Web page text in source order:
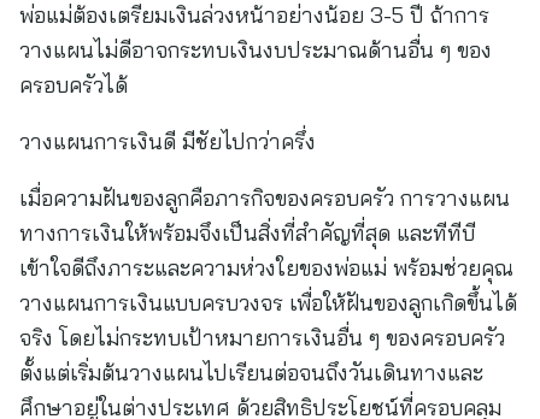
พ่อแม่ต้องเตรียมเงินล่วงหน้าอย่างน้อย 3-5 ปี ถ้าการ
วางแผนไม่ดีอาจกระทบเงินงบประมาณด้านอื่น ๆ ของ
ครอบครัวได้
วางแผนการเงินดี มีชัยไปกว่าครึ่ง
เมื่อความฝันของลูกคือภารกิจของครอบครัว การวางแผน
ทางการเงินให้พร้อมจึงเป็นสิ่งที่สำคัญที่สุด และทีทีบี
เข้าใจดีถึงภาระและความห่วงใยของพ่อแม่ พร้อมช่วยคุณ
วางแผนการเงินแบบครบวงจร เพื่อให้ฝันของลูกเกิดขึ้นได้
จริง โดยไม่กระทบเป้าหมายการเงินอื่น ๆ ของครอบครัว
ตั้งแต่เริ่มต้นวางแผนไปเรียนต่อจนถึงวันเดินทางและ
ศึกษาอยู่ในต่างประเทศ ด้วยสิทธิประโยชน์ที่ครอบคลุม